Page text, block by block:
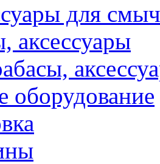
для
аксессуары
оборудование